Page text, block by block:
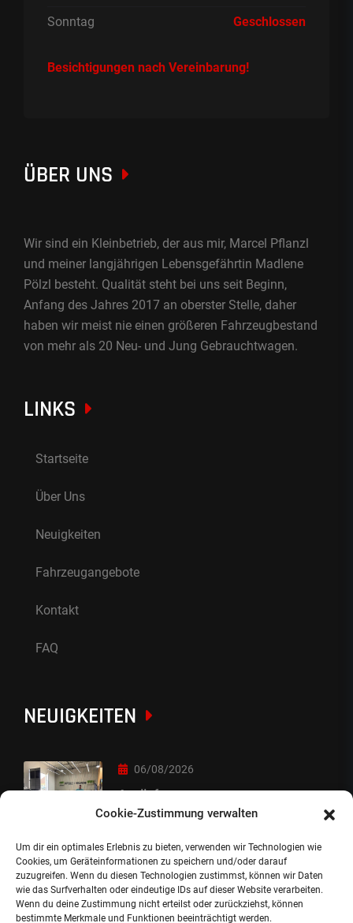
Cookie-Zustimmung verwalten
Um dir ein optimales Erlebnis zu bieten, verwenden wir Technologien wie
Cookies, um Geräteinformationen zu speichern und/oder darauf
zuzugreifen. Wenn du diesen Technologien zustimmst, können wir Daten
wie das Surfverhalten oder eindeutige IDs auf dieser Website verarbeiten.
Wenn du deine Zustimmung nicht erteilst oder zurückziehst, können
bestimmte Merkmale und Funktionen beeinträchtigt werden.
Sonntag Geschlossen
Besichtigungen nach Vereinbarung!
ÜBER UNS
Wir sind ein Kleinbetrieb, der aus mir, Marcel Pflanzl
und meiner langjährigen Lebensgefährtin Madlene
Pölzl besteht. Qualität steht bei uns seit Beginn,
Anfang des Jahres 2017 an oberster Stelle, daher
haben wir meist nie einen größeren Fahrzeugbestand
von mehr als 20 Neu- und Jung Gebrauchtwagen.
LINKS
Startseite
Über Uns
Neuigkeiten
Fahrzeugangebote
Kontakt
FAQ
NEUIGKEITEN
06/08/2026
Auslieferung
05/08/2026
Auslieferung :-)